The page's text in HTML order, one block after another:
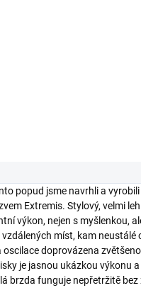
popud jsme navrhli a
Extremis. Stylový, velmi
výkon, nejen s myšlenkou,
míst, kam neustálé
doprovázena
je jasnou ukázkou výkonu
brzda funguje nepřetržitě bez